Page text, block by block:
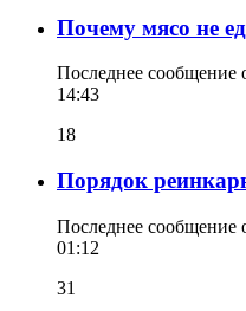
Почему мясо не
Последнее сообщение
14:43
18
Порядок
Последнее сообщение
01:12
31